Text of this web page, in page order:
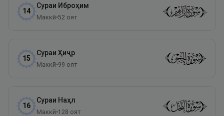
14
Сураи Иброҳим
Маккӣ•52 оят
15
Сураи Ҳиҷр
Маккӣ•99 оят
16
Сураи Наҳл
Маккӣ•128 оят